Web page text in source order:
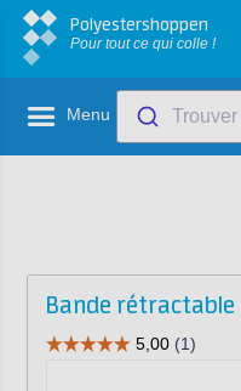
Polyestershoppen
Pour tout ce qui colle !
Menu
Bande rétractable